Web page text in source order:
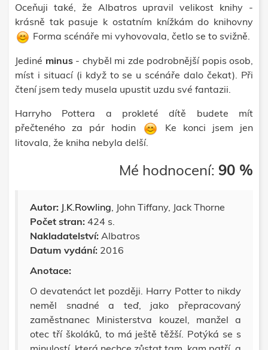
Oceňuji také, že Albatros upravil velikost knihy -
krásně tak pasuje k ostatním knížkám do knihovny
Forma scénáře mi vyhovovala, četlo se to svižně.
Jediné minus - chyběl mi zde podrobnější popis osob,
míst i situací (i když to se u scénáře dalo čekat). Při
čtení jsem tedy musela upustit uzdu své fantazii.
Harryho Pottera a prokleté dítě budete mít
přečteného za pár hodin
Ke konci jsem jen
litovala, že kniha nebyla delší.
Mé hodnocení: 90 %
Autor: J.K.Rowling, John Tiffany, Jack Thorne
Počet stran: 424 s.
Nakladatelství: Albatros
Datum vydání: 2016
Anotace:
O devatenáct let později. Harry Potter to nikdy
neměl snadné a teď, jako přepracovaný
zaměstnanec Ministerstva kouzel, manžel a
otec tří školáků, to má ještě těžší. Potýká se s